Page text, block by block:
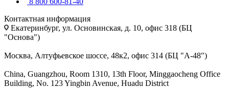
Контактная информация
Екатеринбург, ул. Основинская, д. 10, офис 318 (БЦ
"Основа")
Москва, Алтуфьевское шоссе, 48к2, офис 314 (БЦ "А-48")
China, Guangzhou, Room 1310, 13th Floor, Minggaocheng Office
Building, No. 123 Yingbin Avenue, Huadu District